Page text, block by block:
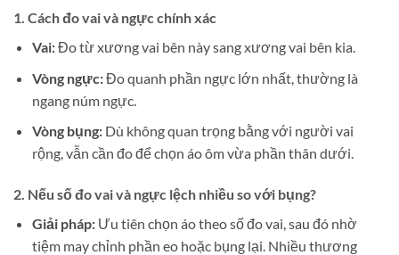
1. Cách đo vai và ngực chính xác
Vai:Đo từ xương vai bên này sang xương vai bên kia.
Vòng ngực:Đo quanh phần ngực lớn nhất, thường là
ngang núm ngực.
Vòng bụng:Dù không quan trọng bằng với người vai
rộng, vẫn cần đo để chọn áo ôm vừa phần thân dưới.
2. Nếu số đo vai và ngực lệch nhiều so với bụng?
Giải pháp:Ưu tiên chọn áo theo số đo vai, sau đó nhờ
tiệm may chỉnh phần eo hoặc bụng lại. Nhiều thương